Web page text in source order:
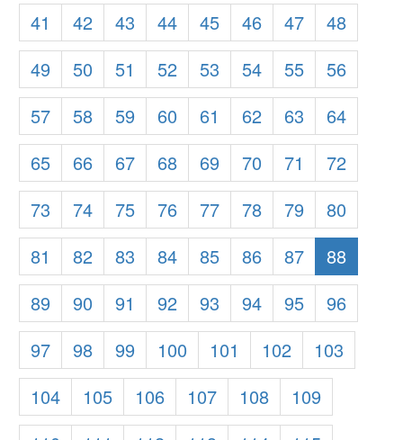
41
42 43 44 45 46 47
48
49
50 51 52 53 54 55
56
57
58 59 60 61 62 63
64
65
66 67 68 69 70 71
72
73
74 75 76 77 78 79
80
81
82 83 84 85 86 87
88
89
90 91 92 93 94 95
96
97
98 99 100 101 102
103
104
105 106 107 108
109